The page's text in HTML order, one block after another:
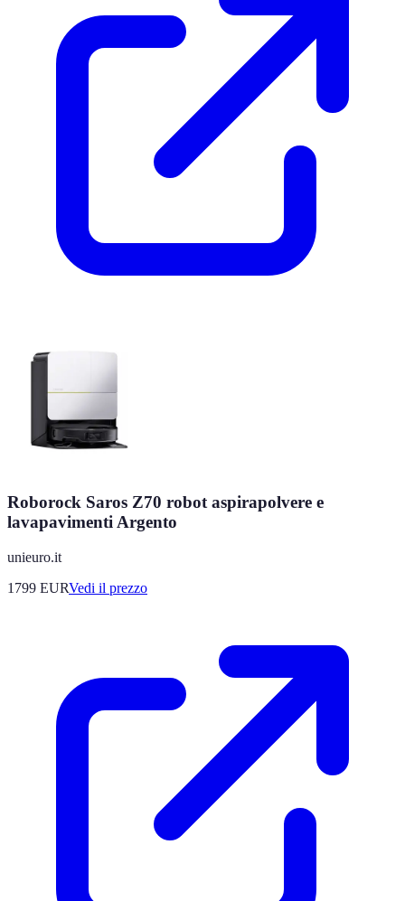
Roborock Saros Z70 robot aspirapolvere e
lavapavimenti Argento
unieuro.it
1799 EURVedi il prezzo